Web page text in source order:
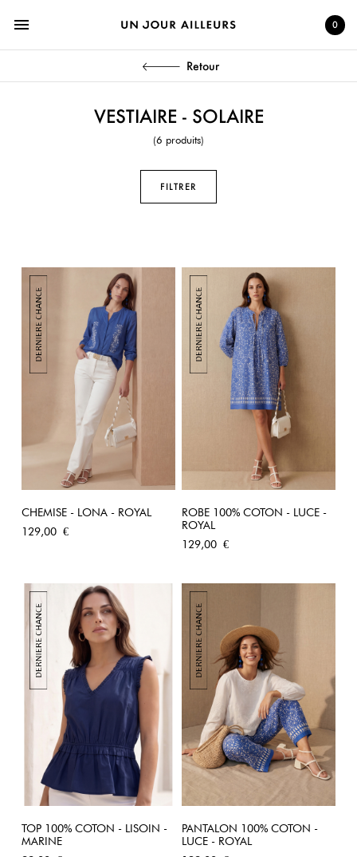
menu 0
Retour
VESTIAIRE - SOLAIRE
(6 produits)
FILTRER
CHEMISE - LONA - ROYAL
Prix
129,00 €
ROBE 100% COTON - LUCE -
ROYAL
Prix
129,00 €
TOP 100% COTON - LISOIN -
MARINE
PANTALON 100% COTON -
LUCE - ROYAL